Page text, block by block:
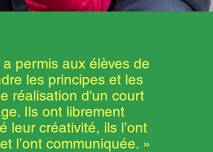
a permis aux élèves de
les principes et les
réalisation d'un court
Ils ont librement
leur créativité, ils l’ont
l’ont communiquée. »